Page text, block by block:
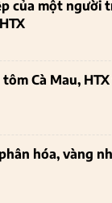
của một người
Cà Mau,
hóa, vàng